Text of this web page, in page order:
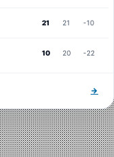
21 21 -10
10 20 -22
→